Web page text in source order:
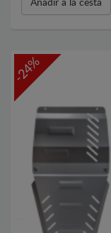
Añadir a la cesta
-24%